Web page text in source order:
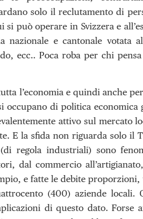
solo il reclutamento di
può operare in Svizzera e
nazionale e cantonale votata
ecc.. Poca roba per chi
l’economia e quindi anche
di politica economica
attivo sul mercato
E la sfida non riguarda solo il
regola industriali) sono
dal commercio
e fatte le debite proporzioni,
(400) aziende locali.
di questo dato. Forse